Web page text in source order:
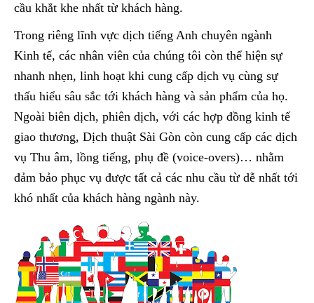
cầu khắt khe nhất từ khách hàng.
Trong riêng lĩnh vực dịch tiếng Anh chuyên ngành
Kinh tế, các nhân viên của chúng tôi còn thể hiện sự
nhanh nhẹn, linh hoạt khi cung cấp dịch vụ cùng sự
thấu hiểu sâu sắc tới khách hàng và sản phẩm của họ.
Ngoài biên dịch, phiên dịch, với các hợp đồng kinh tế
giao thương, Dịch thuật Sài Gòn còn cung cấp các dịch
vụ Thu âm, lồng tiếng, phụ đề (voice-overs)… nhằm
đảm bảo phục vụ được tất cả các nhu cầu từ dễ nhất tới
khó nhất của khách hàng ngành này.